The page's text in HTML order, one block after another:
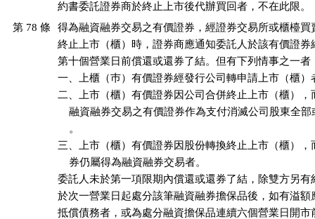
約書委託證券商於終止上市後代辦買回者，不在此限。
第 78 條
得為融資融券交易之有價證券，經證券交易所或櫃檯買
終止上市（櫃）時，證券商應通知委託人於該有價證券
第十個營業日前償還或還券了結。但有下列情事之一者
一、上櫃（巿）有價證券經發行公司轉申請上市（櫃）
二、上市（櫃）有價證券因公司合併終止上市（櫃），
融資融券交易之有價證券作為支付消滅公司股東全
    。
三、上市（櫃）有價證券因股份轉換終止上市（櫃），
    券仍屬得為融資融券交易者。
委託人未於第一項限期內償還或還券了結，除雙方另有
於次一營業日起處分該筆融資融券擔保品後，如有溢額
抵償債務者，或為處分融資擔保品連續六個營業日開市